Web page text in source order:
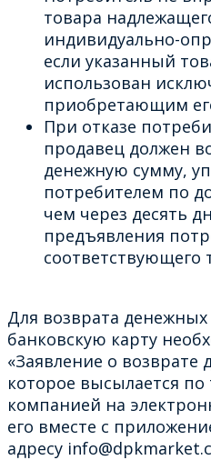
товара
индивидуально-
если указанный
использован
приобретающим
При отказе
продавец должен
денежную сумму,
потребителем по
чем через десять
предъявления
соответствующего
Для возврата денежных
банковскую карту
«Заявление о возврате
которое высылается
компанией на
его вместе с
адресу